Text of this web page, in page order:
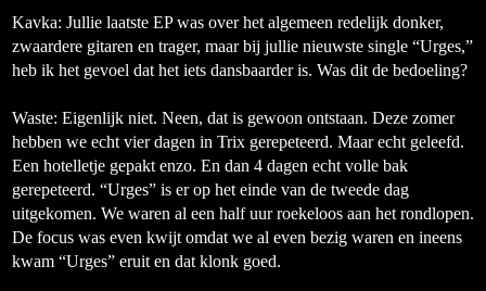
Kavka: Jullie laatste EP was over het algemeen redelijk donker,
zwaardere gitaren en trager, maar bij jullie nieuwste single “Urges,”
heb ik het gevoel dat het iets dansbaarder is. Was dit de bedoeling?
Waste: Eigenlijk niet. Neen, dat is gewoon ontstaan. Deze zomer
hebben we echt vier dagen in Trix gerepeteerd. Maar echt geleefd.
Een hotelletje gepakt enzo. En dan 4 dagen echt volle bak
gerepeteerd. “Urges” is er op het einde van de tweede dag
uitgekomen. We waren al een half uur roekeloos aan het rondlopen.
De focus was even kwijt omdat we al even bezig waren en ineens
kwam “Urges” eruit en dat klonk goed.